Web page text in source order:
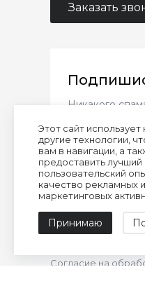
Заказать
Никакого
новинках и
© 2026
Сделано
Согласие на
Этот сайт использует
другие технологии,
вам в навигации, а
предоставить лучший
пользовательский
качество рекламных и
маркетинговых
Принимаю